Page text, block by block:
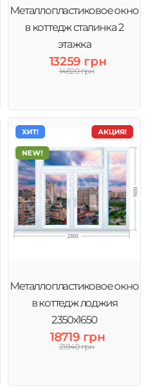
Металлопластиковое окно
в коттедж сталинка 2
этажка
13259 грн
14820 грн
АКЦИЯ!
ХИТ!
NEW!
Металлопластиковое окно
в коттедж лоджия
2350х1650
18719 грн
21840 грн